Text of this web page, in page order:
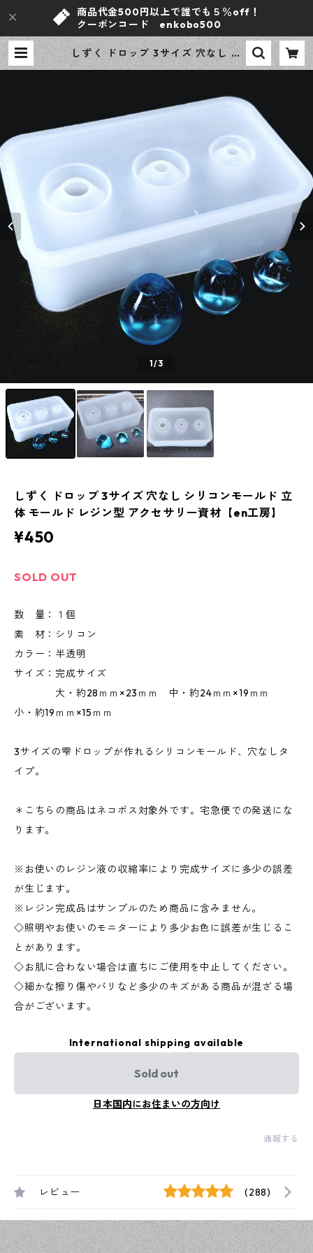
商品代金500円以上で誰でも５％off！
クーポンコード enkobo500
しずく ドロップ 3サイズ 穴なし シ
リコンモールド 立体 モールド レジ
1/3
しずく ドロップ 3サイズ 穴なし シリコンモールド 立
体 モールド レジン型 アクセサリー資材【en工房】
¥450
SOLD OUT
数 量：１個
素 材：シリコン
カラー：半透明
サイズ：完成サイズ
大・約28ｍｍ×23ｍｍ 中・約24ｍｍ×19ｍｍ
小・約19ｍｍ×15ｍｍ
3サイズの雫ドロップが作れるシリコンモールド、穴なしタ
イプ。
＊こちらの商品はネコポス対象外です。宅急便での発送にな
ります。
※お使いのレジン液の収縮率により完成サイズに多少の誤差
が生じます。
※レジン完成品はサンプルのため商品に含みません。
◇照明やお使いのモニターにより多少お色に誤差が生じるこ
とがあります。
◇お肌に合わない場合は直ちにご使用を中止してください。
◇細かな擦り傷やバリなど多少のキズがある商品が混ざる場
合がございます。
International shipping available
Sold out
日本国内にお住まいの方向け
通報する
レビュー (288)